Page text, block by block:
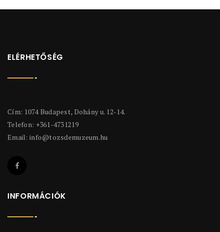
ELÉRHETŐSÉG
Cím: 1074 Budapest, Dohány u. 12-14.
Telefon: +361-4731219
Email: info@tozsdemuzeum.hu
INFORMÁCIÓK